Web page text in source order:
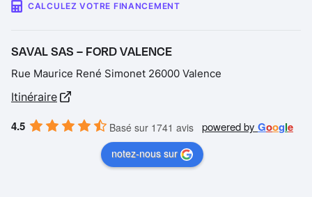
CALCULEZ VOTRE FINANCEMENT
SAVAL SAS – FORD VALENCE
Rue Maurice René Simonet 26000 Valence
Itinéraire
4.5 Basé sur 1741 avis powered by Google
notez-nous sur